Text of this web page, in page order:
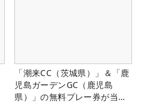
「潮来CC（茨城県）」＆「鹿
児島ガーデンGC（鹿児島
県）」の無料プレー券が当た